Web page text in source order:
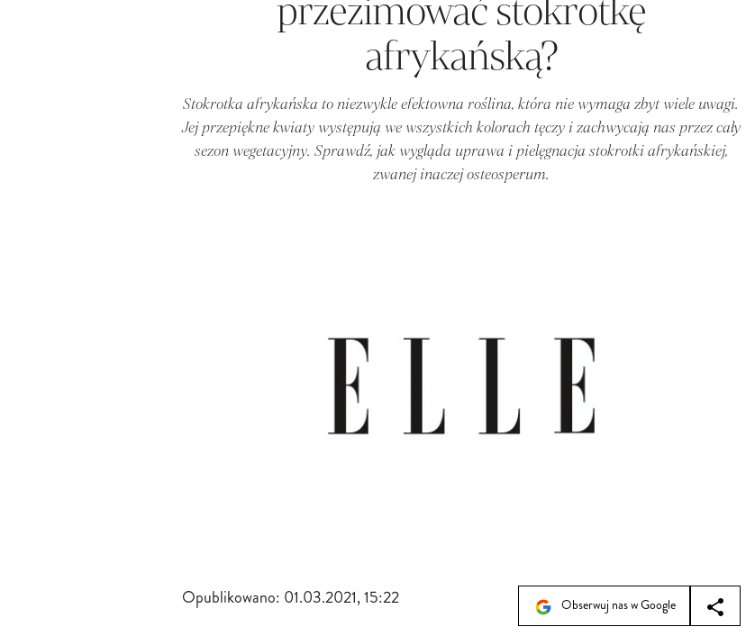
przezimować stokrotkę
afrykańską?
Stokrotka afrykańska to niezwykle efektowna roślina, która nie wymaga zbyt wiele uwagi.
Jej przepiękne kwiaty występują we wszystkich kolorach tęczy i zachwycają nas przez cały
sezon wegetacyjny. Sprawdź, jak wygląda uprawa i pielęgnacja stokrotki afrykańskiej,
zwanej inaczej osteosperum.
Opublikowano: 01.03.2021, 15:22 Obserwuj nas w Google